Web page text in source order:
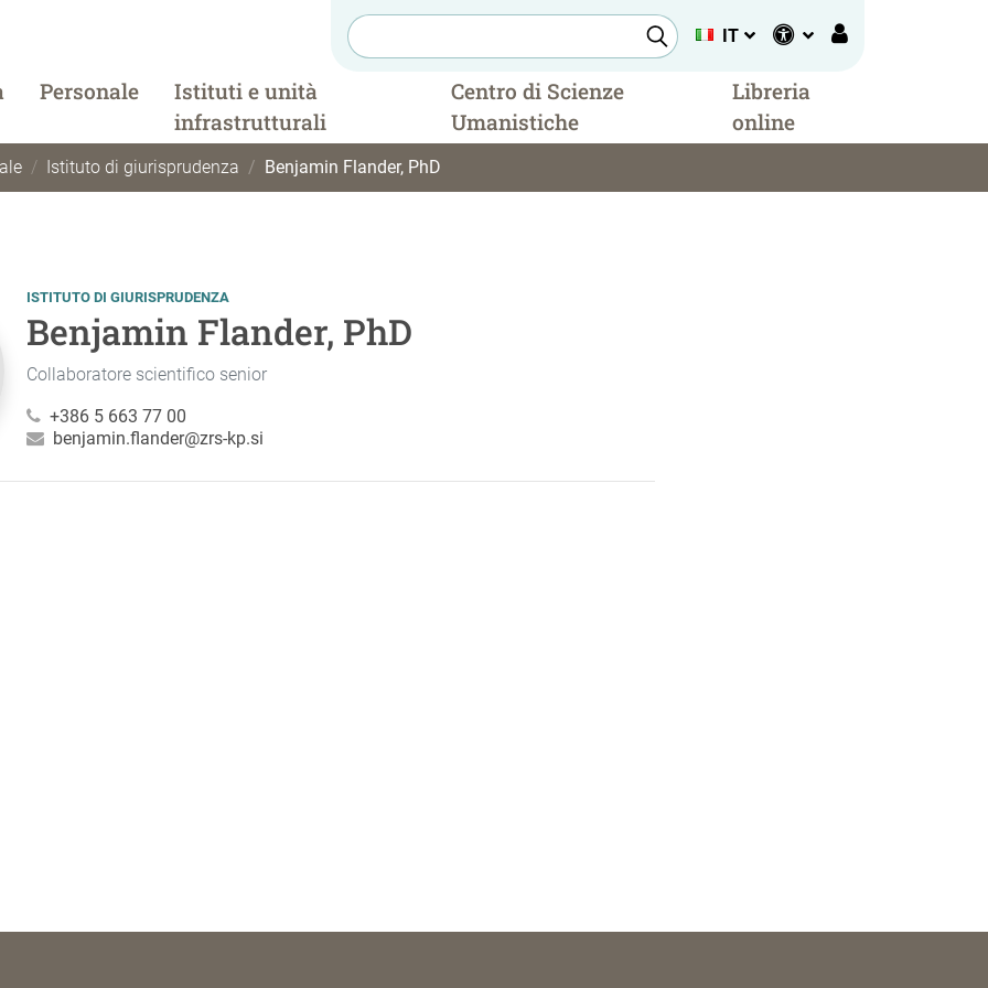
IT
Personale
Istituti e unità
infrastrutturali
Centro di Scienze
Umanistiche
Libreria
online
Istituto di giurisprudenza Benjamin Flander, PhD
ISTITUTO DI GIURISPRUDENZA
Benjamin Flander, PhD
Collaboratore scientifico senior
+386 5 663 77 00
benjamin.flander@zrs-kp.si